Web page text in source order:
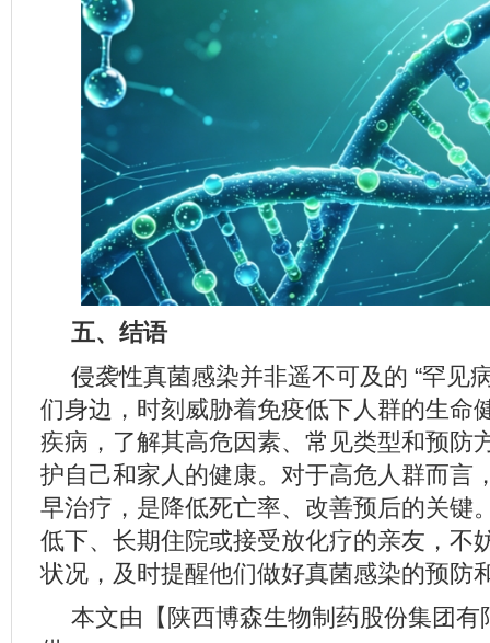
五、结语
侵袭性真菌感染并非遥不可及的 “罕见
们身边，时刻威胁着免疫低下人群的生命
疾病，了解其高危因素、常见类型和预防
护自己和家人的健康。对于高危人群而言
早治疗，是降低死亡率、改善预后的关键
低下、长期住院或接受放化疗的亲友，不
状况，及时提醒他们做好真菌感染的预防
本文由【陕西博森生物制药股份集团有